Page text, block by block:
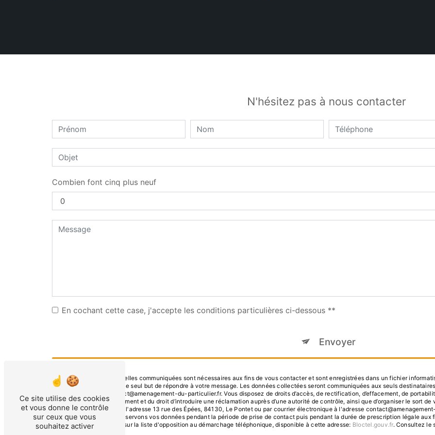
N'hésitez pas à nous contacter
Combien font cinq plus neuf
En cochant cette case, j'accepte les conditions particulières ci-dessous **
Envoyer
** Les données personnelles communiquées sont nécessaires aux fins de vous contacter et sont enregistrées dans un fichier
ses sous-traitants dans le seul but de répondre à votre message. Les données collectées seront communiquées aux seuls
84130, Le Pontet contact@amenagement-du-particulier.fr. Vous disposez de droits d’accès, de rectification, d’effacement, de
consentement à tout moment et du droit d’introduire une réclamation auprès d’une autorité de contrôle, ainsi que d’organiser le sort
droits par voie postale à l'adresse 13 rue des Épées, 84130, Le Pontet ou par courrier électronique à l'adresse
être demandé. Nous conservons vos données pendant la période de prise de contact puis pendant la durée de prescription légale
le droit de vous inscrire sur la liste d'opposition au démarchage téléphonique, disponible à cette adresse: Bloctel.gouv.fr. Consultez le
Ce site utilise des cookies
et vous donne le contrôle
sur ceux que vous
souhaitez activer